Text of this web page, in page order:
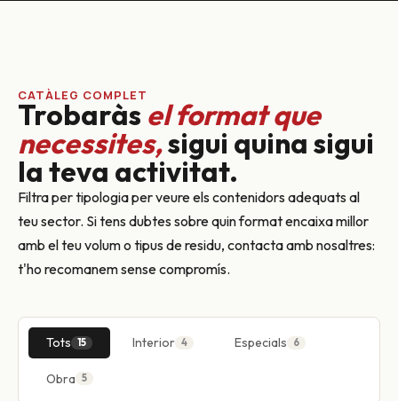
CATÀLEG COMPLET
Trobaràs el format que
necessites,sigui quina sigui
la teva activitat.
Filtra per tipologia per veure els contenidors adequats al
teu sector. Si tens dubtes sobre quin format encaixa millor
amb el teu volum o tipus de residu, contacta amb nosaltres:
t'ho recomanem sense compromís.
Tots 15 Interior 4 Especials 6
Obra 5